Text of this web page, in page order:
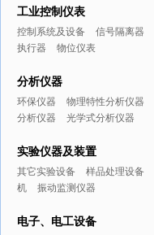
工业控制仪表
控制系统及设备 信号隔离器
执行器
物位仪表
分析仪器
环保仪器 物理特性分析仪器
分析仪器
光学式分析仪器
实验仪器及装置
其它实验设备 样品处理设备
机
振动监测仪器
电子、电工设备